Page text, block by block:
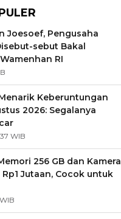
Joesoef, Pengusaha
sebut Bakal
RI
Keberuntungan
2026: Segalanya
WIB
256 GB dan Kamera
Jutaan, Cocok untuk